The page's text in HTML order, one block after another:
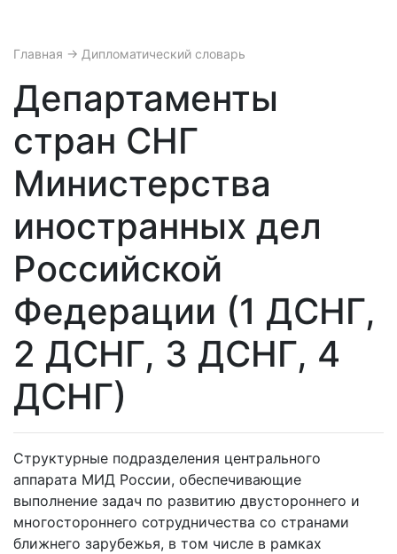
Главная → Дипломатический словарь
Департаменты
стран СНГ
Министерства
иностранных дел
Российской
Федерации (1 ДСНГ,
2 ДСНГ, 3 ДСНГ, 4
ДСНГ)
Структурные подразделения центрального
аппарата МИД России, обеспечивающие
выполнение задач по развитию двустороннего и
многостороннего сотрудничества со странами
ближнего зарубежья, в том числе в рамках